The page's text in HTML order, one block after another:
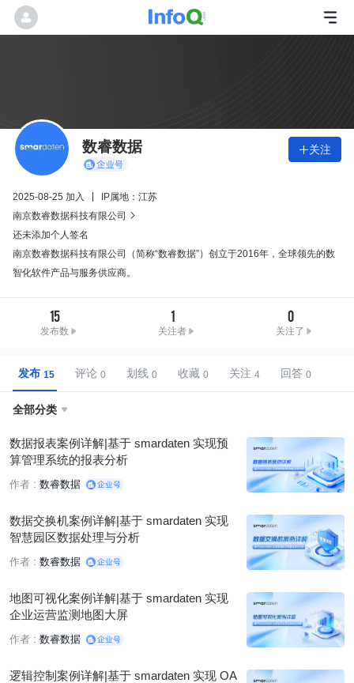
数睿数据 关注
2025-08-25 加入
IP属地：江苏
南京数睿数据科技有限公司

还未添加个人签名
南京数睿数据科技有限公司（简称“数睿数据”）创立于2016年，全球领先的数
智化软件产品与服务供应商。
15
发布数
1
关注者
0
关注了
发布 评论 划线 收藏 关注 回答
全部分类 
数据报表案例详解|基于 smardaten 实现预
算管理系统的报表分析
作者 : 数睿数据
数据交换机案例详解|基于 smardaten 实现
智慧园区数据处理与分析
作者 : 数睿数据
地图可视化案例详解|基于 smardaten 实现
企业运营监测地图大屏
作者 : 数睿数据
逻辑控制案例详解|基于 smardaten 实现 OA